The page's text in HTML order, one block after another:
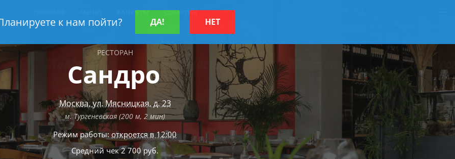
БАНКЕТЫ СОБЫТИЯ
РЕСТОРАН
Сандро
Москва,ул. Мясницкая, д. 23
м. Тургеневская (200 м, 2 мин)
Режим работы:откроется в 12:00
Средний чек 2 700 руб.
к нам пойти? ДА! НЕТ